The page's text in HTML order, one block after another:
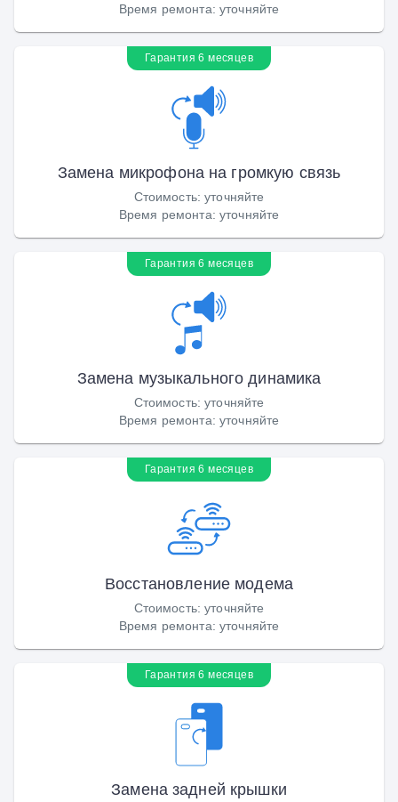
Время ремонта: уточняйте
Гарантия 6 месяцев
Замена микрофона на громкую связь
Стоимость:уточняйте
Время ремонта: уточняйте
Гарантия 6 месяцев
Замена музыкального динамика
Стоимость:уточняйте
Время ремонта: уточняйте
Гарантия 6 месяцев
Восстановление модема
Стоимость:уточняйте
Время ремонта: уточняйте
Гарантия 6 месяцев
Замена задней крышки